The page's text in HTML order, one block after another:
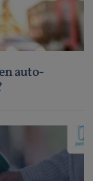
auto-